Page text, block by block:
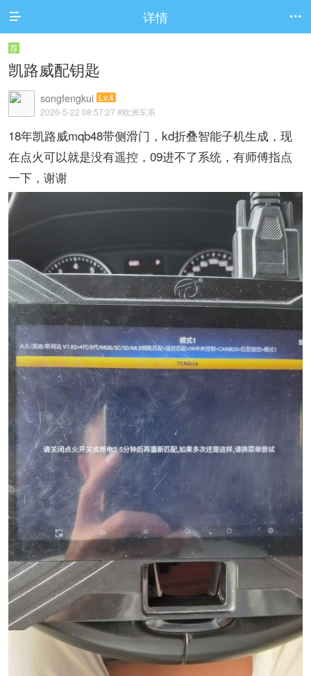
 详情 
荐
凯路威配钥匙
songfengkui Lv.4
2026-5-22 08:57:27 #欧洲车系
18年凯路威mqb48带侧滑门，kd折叠智能子机生成，现
在点火可以就是没有遥控，09进不了系统，有师傅指点
一下，谢谢